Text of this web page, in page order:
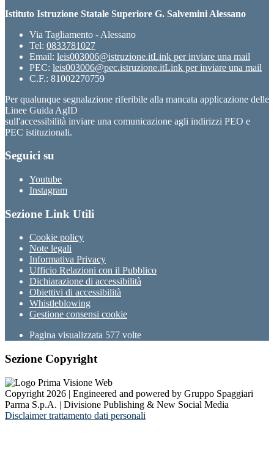
Istituto Istruzione Statale Superiore G. Salvemini Alessano
Via Tagliamento - Alessano
Tel: 0833781027
Email: leis003006@istruzione.itLink per inviare una mail
PEC: leis003006@pec.istruzione.itLink per inviare una mail
C.F.: 81002270759
Per qualunque segnalazione riferibile alla mancata applicazione delle
Linee Guida AgID
sull'accessibilità inviare una comunicazione agli indirizzi PEO e
PEC istituzionali.
Seguici su
Youtube
Instagram
Sezione Link Utili
Cookie policy
Note legali
Informativa Privacy
Ufficio Relazioni con il Pubblico
Dichiarazione di accessibilità
Obiettivi di accessibilità
Whistleblowing
Gestione consensi cookie
Pagina visualizzata 577 volte
Sezione Copyright
Copyright 2026 | Engineered and powered by Gruppo Spaggiari
Parma S.p.A. | Divisione Publishing & New Social Media
Disclaimer trattamento dati personali